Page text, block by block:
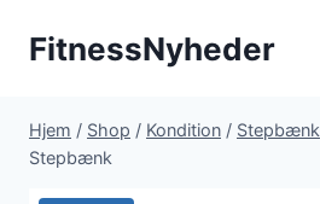
FitnessNyheder
Hjem / Shop / Kondition / Stepbænk
Stepbænk